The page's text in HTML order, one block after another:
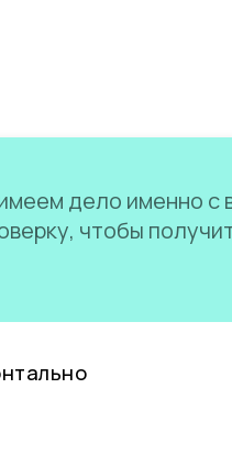
дело именно с
чтобы